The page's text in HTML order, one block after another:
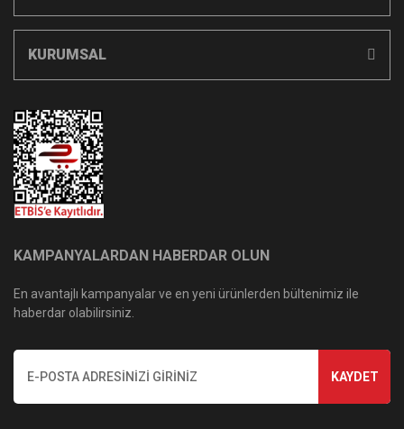
KURUMSAL
KAMPANYALARDAN HABERDAR OLUN
En avantajlı kampanyalar ve en yeni ürünlerden bültenimiz ile
haberdar olabilirsiniz.
KAYDET